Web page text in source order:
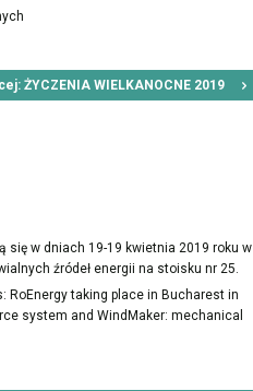
ŻYCZENIA WIELKANOCNE 2019
się w dniach 19-19 kwietnia 2019 roku w
źródeł energii na stoisku nr 25.
RoEnergy taking place in Bucharest in
system and WindMaker: mechanical